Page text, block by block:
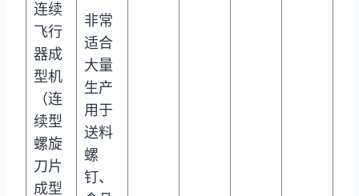
连续
飞行
器成
型机
（连
续型
螺旋
刀片
成型
非常
适合
大量
生产
用于
送料
螺
钉、